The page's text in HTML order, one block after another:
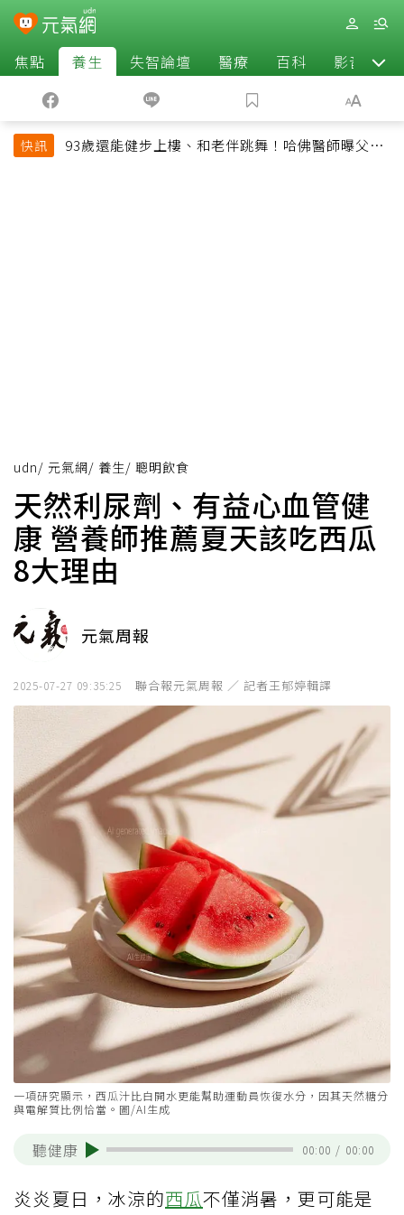
焦點 養生 失智論壇 醫療 百科 影音
快訊
93歲還能健步上樓、和老伴跳舞！哈佛醫師曝父親
udn/ 元氣網/ 養生/ 聰明飲食
天然利尿劑、有益心血管健
康 營養師推薦夏天該吃西瓜
8大理由
元氣周報
2025-07-27 09:35:25 聯合報元氣周報 ／ 記者王郁婷輯譯
一項研究顯示，西瓜汁比白開水更能幫助運動員恢復水分，因其天然糖分
與電解質比例恰當。圖/AI生成
聽健康 00:00 / 00:00
炎炎夏日，冰涼的西瓜不僅消暑，更可能是